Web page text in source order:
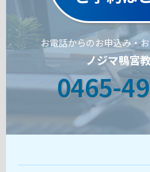
お電話からのお申込み・
ノジマ鴨宮
0465-